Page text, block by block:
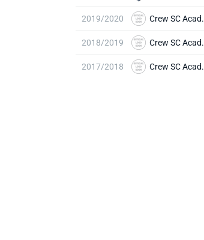
2019/2020 Crew SC Acad.
2018/2019 Crew SC Acad.
2017/2018 Crew SC Acad.